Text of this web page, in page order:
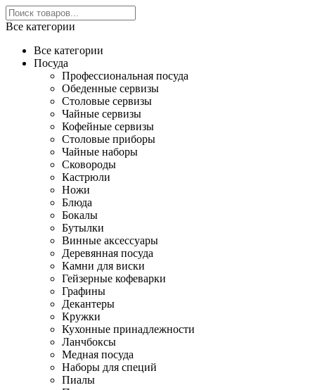
Все категории
Все категории
Посуда
Профессиональная посуда
Обеденные сервизы
Столовые сервизы
Чайные сервизы
Кофейные сервизы
Столовые приборы
Чайные наборы
Сковороды
Кастрюли
Ножи
Блюда
Бокалы
Бутылки
Винные аксессуары
Деревянная посуда
Камни для виски
Гейзерные кофеварки
Графины
Декантеры
Кружки
Кухонные принадлежности
Ланчбоксы
Медная посуда
Наборы для специй
Пиалы